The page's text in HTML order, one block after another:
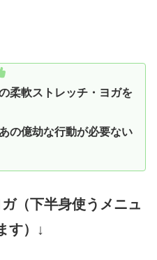
柔軟ストレッチ・ヨガを
の億劫な行動が必要ない
（下半身使うメニュ
す）↓